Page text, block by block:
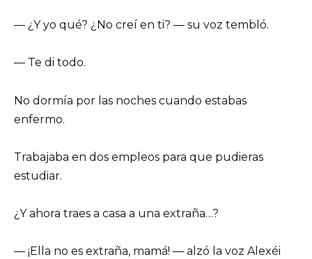
— ¿Y yo qué? ¿No creí en ti? — su voz tembló.
— Te di todo.
No dormía por las noches cuando estabas
enfermo.
Trabajaba en dos empleos para que pudieras
estudiar.
¿Y ahora traes a casa a una extraña…?
— ¡Ella no es extraña, mamá! — alzó la voz Alexéi